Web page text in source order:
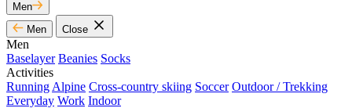
Men
Men
Close
Men
Baselayer Beanies Socks
Activities
Running Alpine Cross-country skiing Soccer Outdoor / Trekking
Everyday Work Indoor